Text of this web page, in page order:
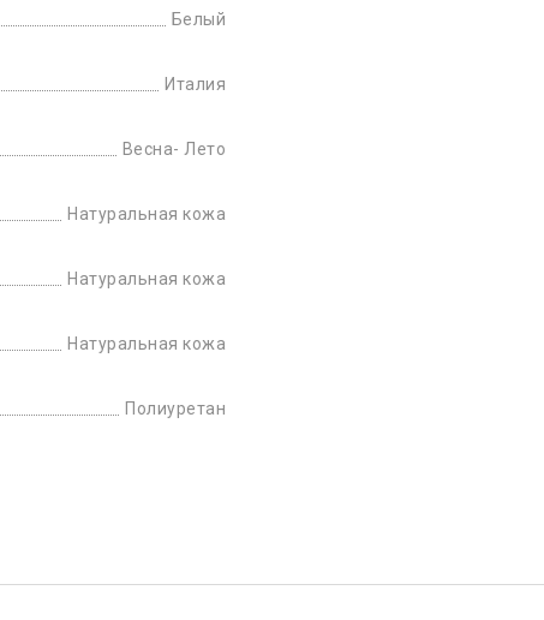
Белый
Италия
Весна- Лето
Натуральная кожа
Натуральная кожа
Натуральная кожа
Полиуретан